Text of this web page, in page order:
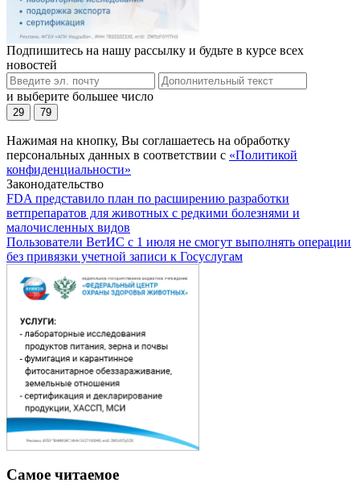
Подпишитесь на нашу рассылку и будьте в курсе всех
новостей
и выберите большее число
29 79
Нажимая на кнопку, Вы соглашаетесь на обработку
персональных данных в соответствии с «Политикой
конфиденциальности»
Законодательство
FDA представило план по расширению разработки
ветпрепаратов для животных с редкими болезнями и
малочисленных видов
Пользователи ВетИС с 1 июля не смогут выполнять операции
без привязки учетной записи к Госуслугам
Самое читаемое